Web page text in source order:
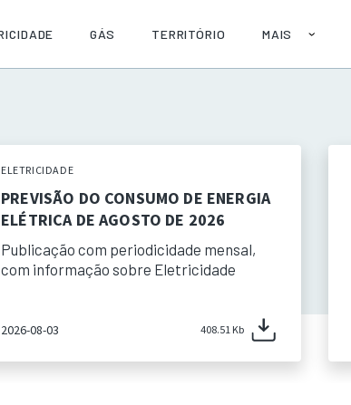
GÁS TERRITÓRIO MAIS
ELETRICIDADE
PREVISÃO DO CONSUMO DE ENERGIA
ELÉTRICA DE AGOSTO DE 2026
Publicação com periodicidade mensal,
com informação sobre Eletricidade
2026-08-03 408.51 Kb